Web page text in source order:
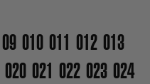
09 010 011 012 013
020 021 022 023 024